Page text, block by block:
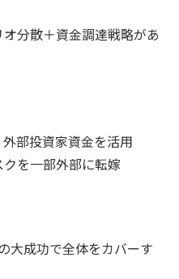
分散＋資金調達戦略があ
部投資家資金を活用
クを一部外部に転嫁
大成功で全体をカバーす